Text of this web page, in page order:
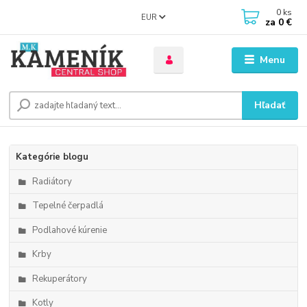
Menu
EUR
Hľadať
0 ks
za 0 €
Kategórie blogu
Radiátory
Tepelné čerpadlá
Podlahové kúrenie
Krby
Rekuperátory
Kotly